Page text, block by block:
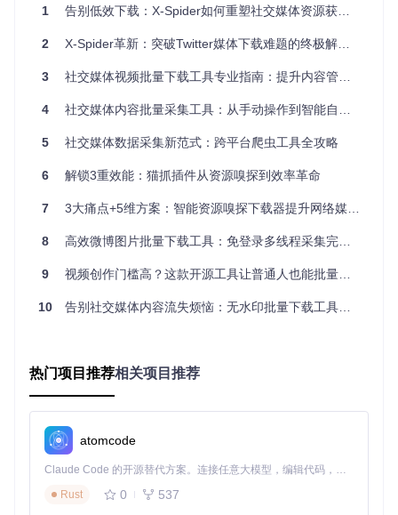
频的批量下载从传统方式的2.5小时缩短至8分钟，效率提升近
立工作又协同配合：
认证层：Cookie管理系统如同数字钥匙，安全存储和验证
业务层：URL解析器和下载器工厂像智能分拣中心，识别
控制层：速率限制和重试机制如同交通管制系统，确保下
存储层：文件管理和数据库记录系统像智能档案馆，自动
智能特性：超越简单下载
现代批量下载工具已超越单纯的"保存文件"功能，进化为内容
系统，避免重复劳动
多源适配
样化需求
批量下载执行界面，实时显示进度和状态信息
1 告别低效下载：X-Spider如何重塑社交媒体资源获取？
2 X-Spider革新：突破Twitter媒体下载难题的终极解决方案
3 社交媒体视频批量下载工具专业指南：提升内容管理效率的技术方案
4 社交媒体内容批量采集工具：从手动操作到智能自动化的效率革命
5 社交媒体数据采集新范式：跨平台爬虫工具全攻略
6 解锁3重效能：猫抓插件从资源嗅探到效率革命
7 3大痛点+5维方案：智能资源嗅探下载器提升网络媒体获取效率指南
8 高效微博图片批量下载工具：免登录多线程采集完整指南
9 视频创作门槛高？这款开源工具让普通人也能批量产出专业内容
10 告别社交媒体内容流失烦恼：无水印批量下载工具让珍贵内容永久保存
热门项目推荐相关项目推荐
atomcode
Claude Code 的开源替代方案。连接任意大模型，编辑代码，运行命令，自动验证 — 全自动执行。用 Rust 构建，极致性能。 ｜ An open-source alternative to Claude Code. Connect any LLM, edit code, run commands, and verify changes — autonomously. Built in Rust for speed. Get Started
Rust
0 537